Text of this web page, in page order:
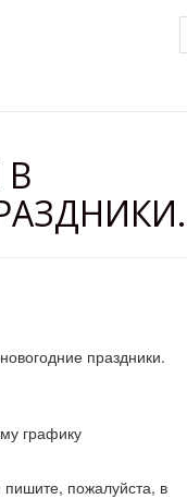
праздники.
графику
пожалуйста, в